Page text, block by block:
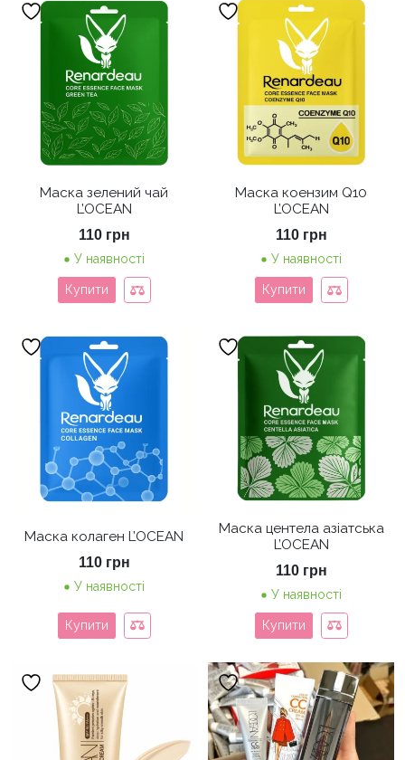
Маска зелений чай
L’OCEAN
110 грн
У наявності
Купити
Маска коензим Q10
L’OCEAN
110 грн
У наявності
Купити
Маска колаген L’OCEAN
110 грн
У наявності
Купити
Маска центела азіатська
L’OCEAN
110 грн
У наявності
Купити